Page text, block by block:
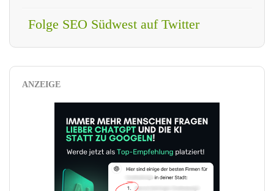
Folge SEO Südwest auf Twitter
ANZEIGE